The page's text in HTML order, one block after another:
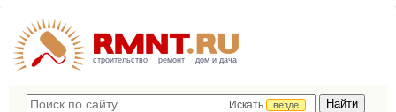
строительство ремонт дом и дача
Искать
везде